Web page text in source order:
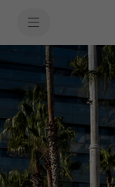
SkiptoNavigationText